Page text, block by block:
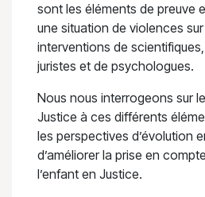
sont les éléments de preuve
une situation de violences
interventions de
juristes et de psychologues.
Nous nous interrogeons sur
Justice à ces différents
les perspectives d’évolution
d’améliorer la prise en
l’enfant en Justice.